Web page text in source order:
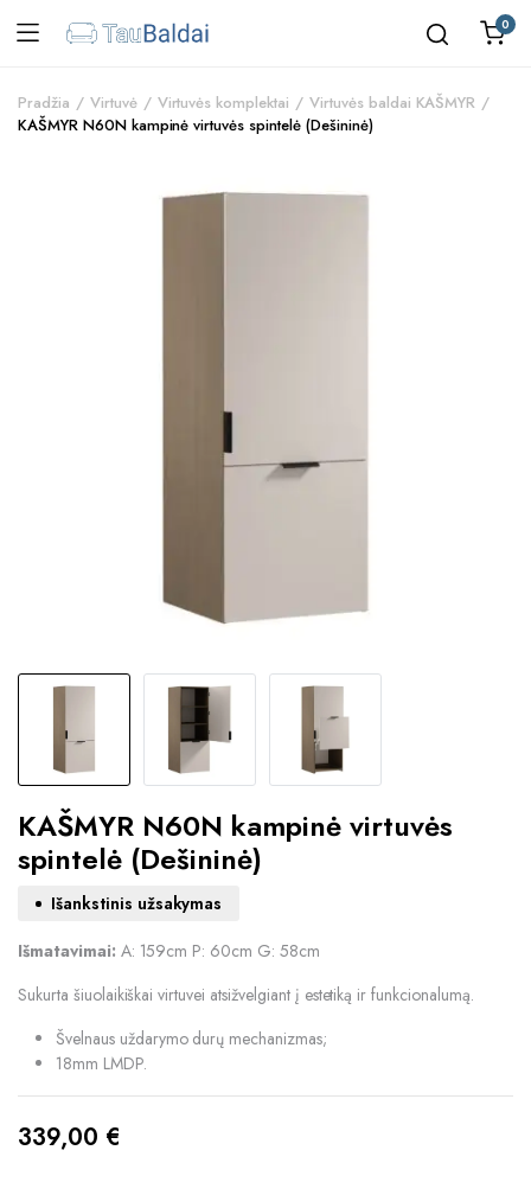
0
Pradžia Virtuvė Virtuvės komplektai
Virtuvės baldai KAŠMYR
KAŠMYR N60N kampinė virtuvės spintelė (Dešininė)
KAŠMYR N60N kampinė virtuvės
spintelė (Dešininė)
Išankstinis užsakymas
Išmatavimai: A: 159cm P: 60cm G: 58cm
Sukurta šiuolaikiškai virtuvei atsižvelgiant į estetiką ir funkcionalumą.
Švelnaus uždarymo durų mechanizmas;
18mm LMDP.
339,00 €